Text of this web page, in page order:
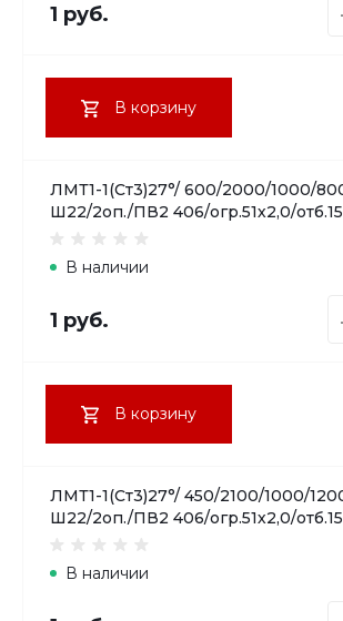
1 руб.
В корзину
ЛМТ1-1(Ст3)27°/ 600/2000/1000/
Ш22/2оп./ПВ2 406/огр.51х2,0/
В наличии
1 руб.
В корзину
ЛМТ1-1(Ст3)27°/ 450/2100/1000/
Ш22/2оп./ПВ2 406/огр.51х2,0/
В наличии